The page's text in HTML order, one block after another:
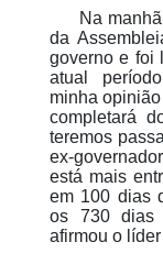
Na manhã
da
governo e foi
atual
minha
completará
teremos
ex-
está mais
em 100 dias
os 730 dias
afirmou o